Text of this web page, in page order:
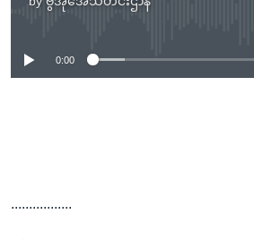
No media source
0:00
.................